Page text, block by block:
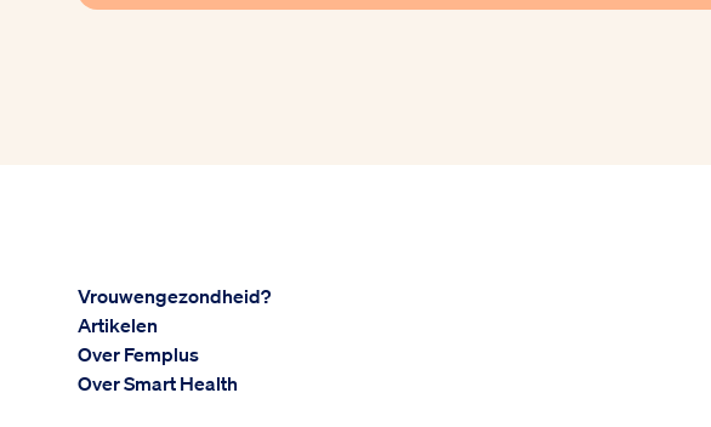
Vrouwengezondheid?
Artikelen
Over Femplus
Over Smart Health